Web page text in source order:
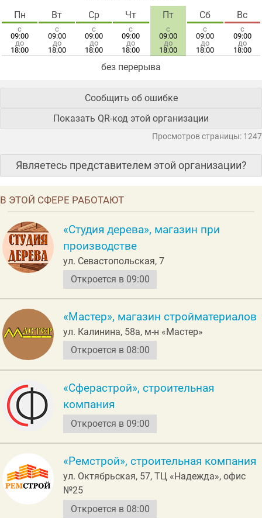
Пн
с
09:00
до
18:00
Вт
с
09:00
до
18:00
Ср
с
09:00
до
18:00
Чт
с
09:00
до
18:00
Пт
с
09:00
до
18:00
Сб
с
09:00
до
18:00
Вс
с
09:00
до
18:00
без перерыва
Сообщить об ошибке
Показать QR-код этой организации
Просмотров страницы: 1247
Являетесь представителем этой организации?
В ЭТОЙ СФЕРЕ РАБОТАЮТ
«Студия дерева», магазин при
производстве
ул. Севастопольская, 7
Откроется в 09:00
«Мастер», магазин стройматериалов
ул. Калинина, 58а, м-н «Мастер»
Откроется в 08:00
«Сферастрой», строительная
компания
Откроется в 09:00
«Ремстрой», строительная компания
ул. Октябрьская, 57, ТЦ «Надежда», офис
№25
Откроется в 08:00